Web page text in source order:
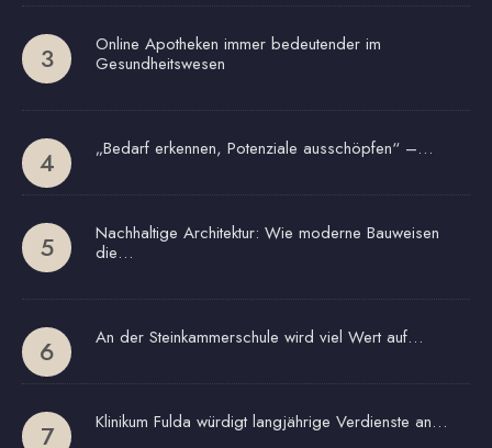
Online Apotheken immer bedeutender im
Gesundheitswesen
„Bedarf erkennen, Potenziale ausschöpfen“ –…
Nachhaltige Architektur: Wie moderne Bauweisen
die…
An der Steinkammerschule wird viel Wert auf…
Klinikum Fulda würdigt langjährige Verdienste an…